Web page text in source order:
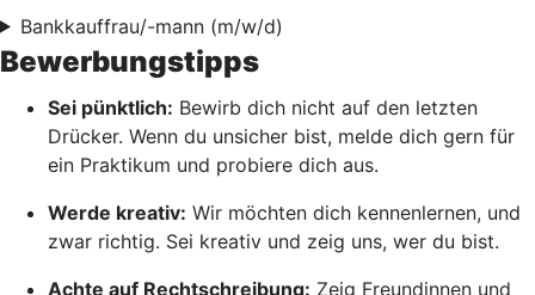
Bankkauffrau/-mann (m/w/d)
Bewerbungstipps
Sei pünktlich: Bewirb dich nicht auf den letzten
Drücker. Wenn du unsicher bist, melde dich gern für
ein Praktikum und probiere dich aus.
Werde kreativ: Wir möchten dich kennenlernen, und
zwar richtig. Sei kreativ und zeig uns, wer du bist.
Achte auf Rechtschreibung: Zeig Freundinnen und